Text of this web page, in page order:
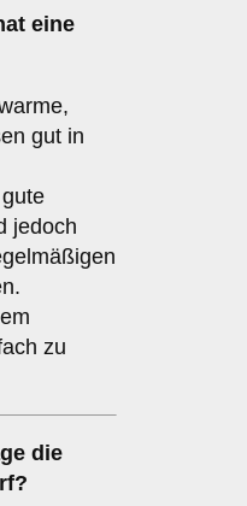
eine
gut in
jedoch
zu
die